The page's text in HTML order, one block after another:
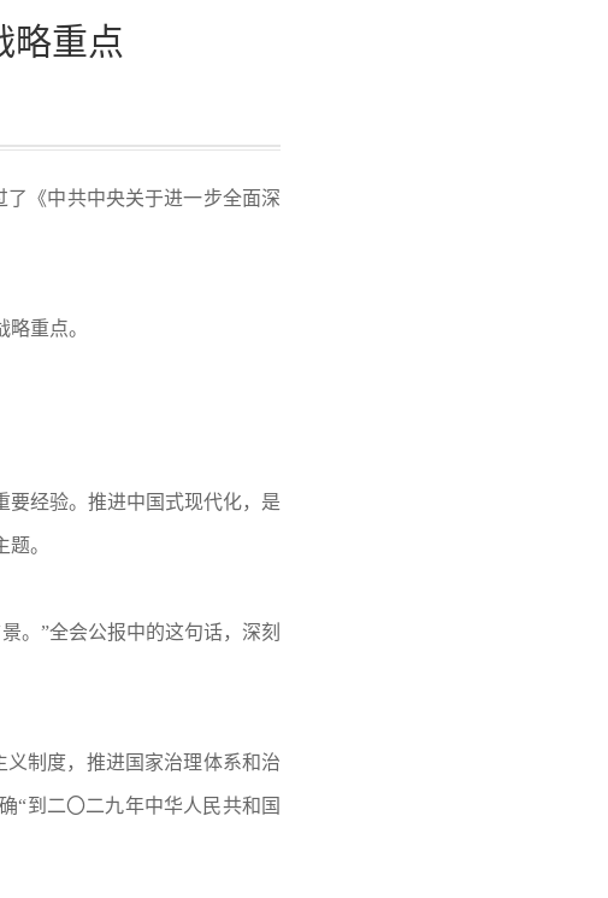
略重点
《中共中央关于进一步全面深
重点。
要经验。推进中国式现代化，是
。
。”全会公报中的这句话，深刻
制度，推进国家治理体系和治
“到二〇二九年中华人民共和国